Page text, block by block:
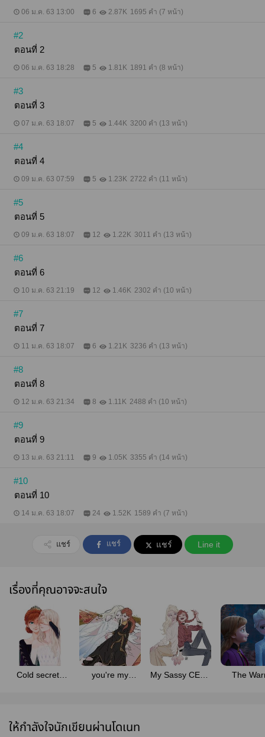
06 ม.ค. 63 13:00 6 2.87K 1695 คำ (7 หน้า)
#2
ตอนที่ 2
06 ม.ค. 63 18:28 5 1.81K 1891 คำ (8 หน้า)
#3
ตอนที่ 3
07 ม.ค. 63 18:07 5 1.44K 3200 คำ (13 หน้า)
#4
ตอนที่ 4
09 ม.ค. 63 07:59 5 1.23K 2722 คำ (11 หน้า)
#5
ตอนที่ 5
09 ม.ค. 63 18:07 12 1.22K 3011 คำ (13 หน้า)
#6
ตอนที่ 6
10 ม.ค. 63 21:19 12 1.46K 2302 คำ (10 หน้า)
#7
ตอนที่ 7
11 ม.ค. 63 18:07 6 1.21K 3236 คำ (13 หน้า)
#8
ตอนที่ 8
12 ม.ค. 63 21:34 8 1.11K 2488 คำ (10 หน้า)
#9
ตอนที่ 9
13 ม.ค. 63 21:11 9 1.05K 3355 คำ (14 หน้า)
#10
ตอนที่ 10
14 ม.ค. 63 18:07 24 1.52K 1589 คำ (7 หน้า)
แชร์ แชร์ แชร์ Line it
เรื่องที่คุณอาจจะสนใจ
Cold secrets
you're my
My Sassy CEO [
The
ให้กำลังใจนักเขียนผ่านโดเนท